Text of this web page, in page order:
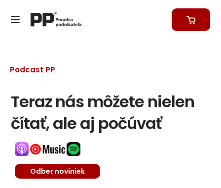
Podcast PP
Teraz nás môžete nielen
čítať, ale aj počúvať
Odber noviniek